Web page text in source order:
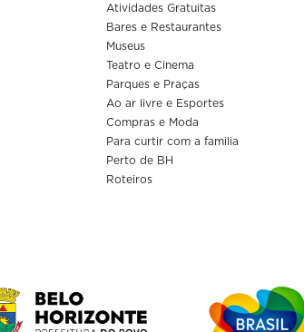
Atividades Gratuitas
Bares e Restaurantes
Museus
Teatro e Cinema
Parques e Praças
Ao ar livre e Esportes
Compras e Moda
Para curtir com a familia
Perto de BH
Roteiros